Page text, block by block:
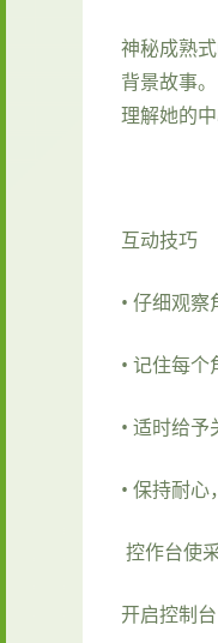
神秘成熟
背景故事
理解她的中
互动技巧
• 仔细观
• 记住每
• 适时给
• 保持耐
控作台使
开启控制台